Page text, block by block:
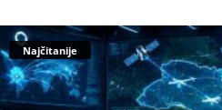
Najčitanije